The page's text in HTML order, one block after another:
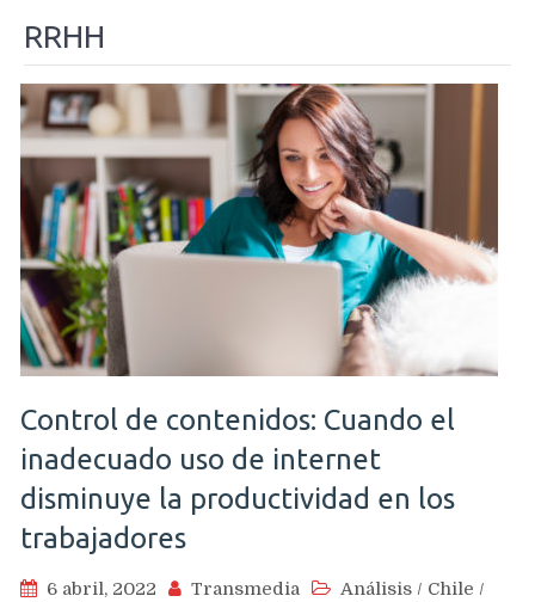
RRHH
Control de contenidos: Cuando el
inadecuado uso de internet
disminuye la productividad en los
trabajadores
6 abril, 2022 Transmedia Análisis / Chile /